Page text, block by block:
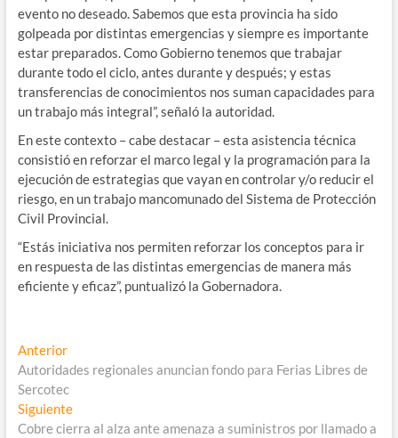
evento no deseado. Sabemos que esta provincia ha sido
golpeada por distintas emergencias y siempre es importante
estar preparados. Como Gobierno tenemos que trabajar
durante todo el ciclo, antes durante y después; y estas
transferencias de conocimientos nos suman capacidades para
un trabajo más integral”, señaló la autoridad.
En este contexto – cabe destacar – esta asistencia técnica
consistió en reforzar el marco legal y la programación para la
ejecución de estrategias que vayan en controlar y/o reducir el
riesgo, en un trabajo mancomunado del Sistema de Protección
Civil Provincial.
“Estás iniciativa nos permiten reforzar los conceptos para ir
en respuesta de las distintas emergencias de manera más
eficiente y eficaz”, puntualizó la Gobernadora.
Navegación
de
entradas
AnteriorEntrada
anterior:
Autoridades regionales anuncian fondo para Ferias Libres de
Sercotec
SiguienteEntrada
siguiente:
Cobre cierra al alza ante amenaza a suministros por llamado a